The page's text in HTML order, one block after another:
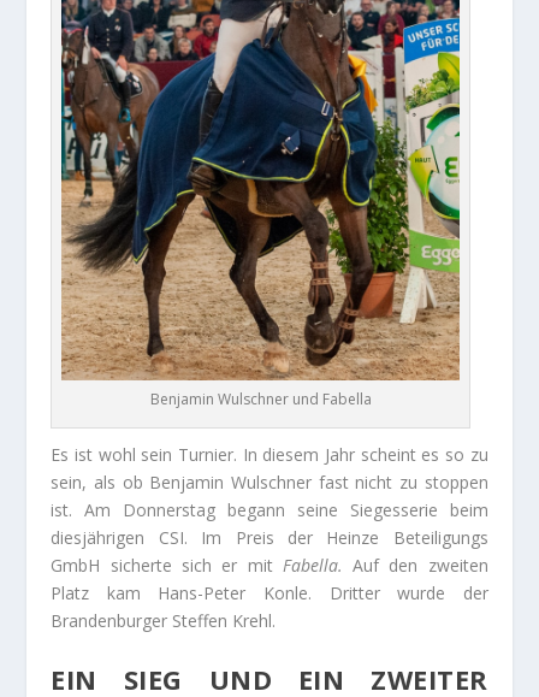
Benjamin Wulschner und Fabella
Es ist wohl sein Turnier. In diesem Jahr scheint es so zu
sein, als ob Benjamin Wulschner fast nicht zu stoppen
ist. Am Donnerstag begann seine Siegesserie beim
diesjährigen CSI. Im Preis der Heinze Beteiligungs
GmbH sicherte sich er mit Fabella. Auf den zweiten
Platz kam Hans-Peter Konle. Dritter wurde der
Brandenburger Steffen Krehl.
EIN SIEG UND EIN ZWEITER